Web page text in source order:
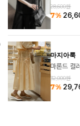
37%
마지아룩
셀리나 롱
54,000원
7%